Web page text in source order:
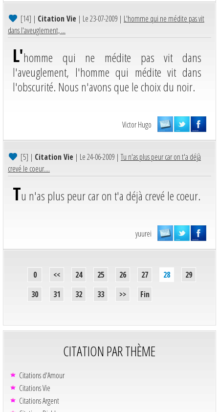
[14] | Citation Vie | Le 23-07-2009 | L'homme qui ne médite pas vit
dans l'aveuglement, ...
L'homme qui ne médite pas vit dans
l'aveuglement, l'homme qui médite vit dans
l'obscurité. Nous n'avons que le choix du noir.
Victor Hugo
[5] | Citation Vie | Le 24-06-2009 |Tu n'as plus peur car on t'a déjà
crevé le coeur....
Tu n'as plus peur car on t'a déjà crevé le coeur.
yuurei
0 << 24 25 26 27 28
29
30
31 32 33 >> Fin
CITATION PAR THÈME
Citations d'Amour
Citations Vie
Citations Argent